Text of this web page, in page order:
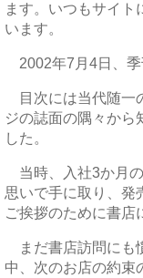
ます。いつもサイト
います。
2002年7月4日、季
目次には当代随一
ジの誌面の隅々から
した。
当時、入社3か月
思いで手に取り、発
ご挨拶のために書店
まだ書店訪問にも
中、次のお店の約束